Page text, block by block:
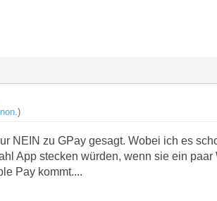
.)
NEIN zu GPay gesagt. Wobei ich es
App stecken würden, wenn sie ein paar
Pay kommt....